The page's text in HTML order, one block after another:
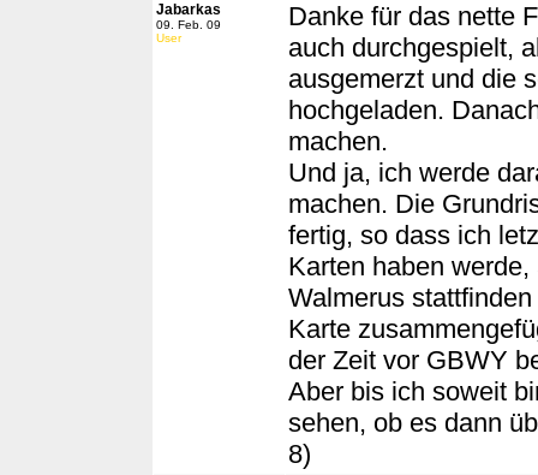
Jabarkas
09. Feb. 09
User
Danke für das nette
auch durchgespielt,
ausgemerzt und die
hochgeladen.
machen.
Und ja, ich werde
machen. Die
fertig, so dass ich
Karten haben
Walmerus
Karte
der Zeit vor GBWY
Aber bis ich soweit
sehen, ob es dann
8)